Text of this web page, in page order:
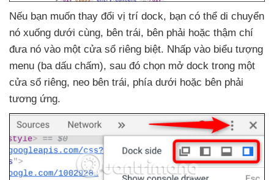
Nếu bạn muốn thay đổi vị trí dock, bạn có thể di chuyển
nó xuống dưới cùng, bên trái, bên phải hoặc thậm chí
đưa nó vào một cửa sổ riêng biệt. Nhấp vào biểu tượng
menu (ba dấu chấm), sau đó chọn mở dock trong một
cửa sổ riêng, neo bên trái, phía dưới hoặc bên phải
tương ứng.